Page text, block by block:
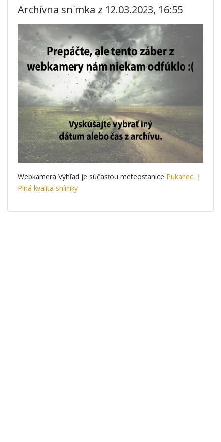
Archívna snímka z 12.03.2023, 16:55
Webkamera Výhľad je súčasťou meteostanice Pukanec. |
Plná kvalita snímky